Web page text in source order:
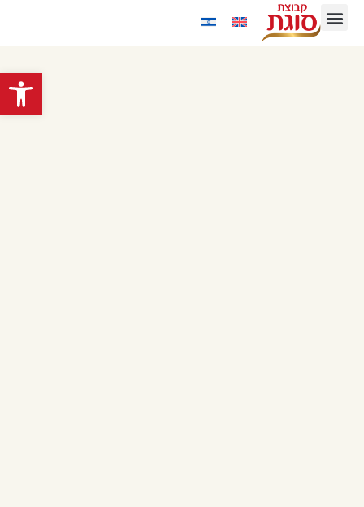
פתח סרגל נגישות